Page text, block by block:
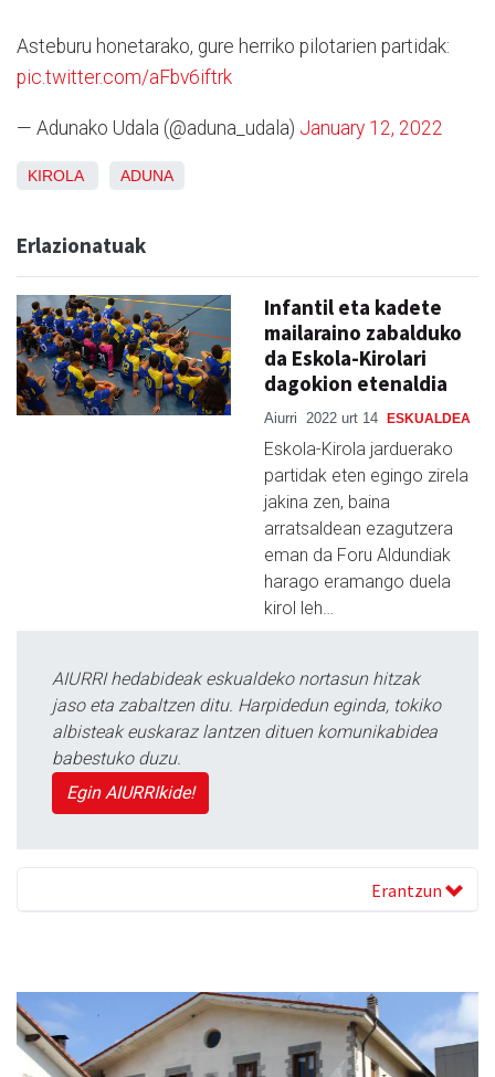
Asteburu honetarako, gure herriko pilotarien partidak:
pic.twitter.com/aFbv6iftrk
— Adunako Udala (@aduna_udala) January 12, 2022
KIROLA ADUNA
Erlazionatuak
Infantil eta kadete
mailaraino zabalduko
da Eskola-Kirolari
dagokion etenaldia
Aiurri 2022 urt 14 ESKUALDEA
Eskola-Kirola jarduerako
partidak eten egingo zirela
jakina zen, baina
arratsaldean ezagutzera
eman da Foru Aldundiak
harago eramango duela
kirol leh…
AIURRI hedabideak eskualdeko nortasun hitzak
jaso eta zabaltzen ditu. Harpidedun eginda, tokiko
albisteak euskaraz lantzen dituen komunikabidea
babestuko duzu.
Egin AIURRIkide!
Erantzun